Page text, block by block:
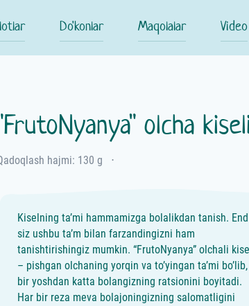
Do'konlar Maqolalar Video
olcha
hajmi: 130 g ⋅
Kiselning ta’mi hammamizga bolalikdan tanish.
siz ushbu ta’m bilan farzandingizni ham
tanishtirishingiz mumkin. “FrutoNyanya” olchali
– pishgan olchaning yorqin va to’yingan ta’mi
bir yoshdan katta bolangizning ratsionini boyitadi.
Har bir reza meva bolajoningizning salomatligini